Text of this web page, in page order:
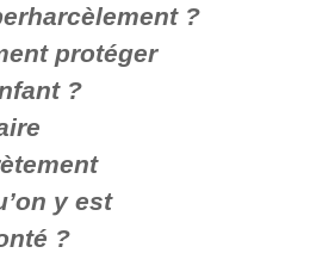
?
protéger
?
y est
?